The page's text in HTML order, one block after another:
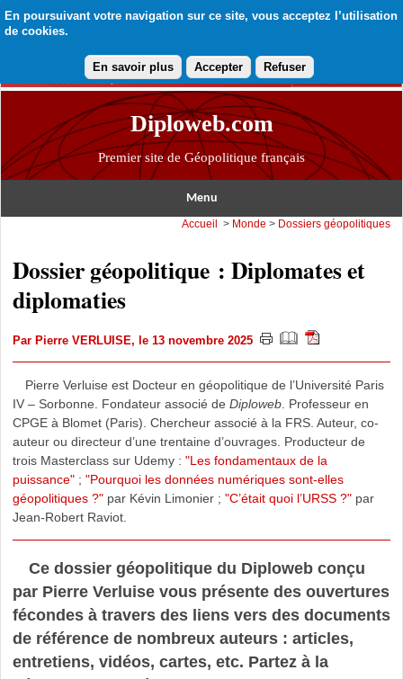
En poursuivant votre navigation sur ce site, vous acceptez l’utilisation
de cookies.
En savoir plus Accepter Refuser
Diploweb.com
Premier site de Géopolitique français
Menu
Accueil > Monde > Dossiers géopolitiques
Dossier géopolitique : Diplomates et
diplomaties
Par Pierre VERLUISE, le 13 novembre 2025
Pierre Verluise est Docteur en géopolitique de l’Université Paris
IV – Sorbonne. Fondateur associé de Diploweb. Professeur en
CPGE à Blomet (Paris). Chercheur associé à la FRS. Auteur, co-
auteur ou directeur d’une trentaine d’ouvrages. Producteur de
trois Masterclass sur Udemy : "Les fondamentaux de la
puissance"; "Pourquoi les données numériques sont-elles
géopolitiques ?"par Kévin Limonier ; "C’était quoi l’URSS ?"par
Jean-Robert Raviot.
Ce dossier géopolitique du Diploweb conçu
par Pierre Verluise vous présente des ouvertures
fécondes à travers des liens vers des documents
de référence de nombreux auteurs : articles,
entretiens, vidéos, cartes, etc. Partez à la